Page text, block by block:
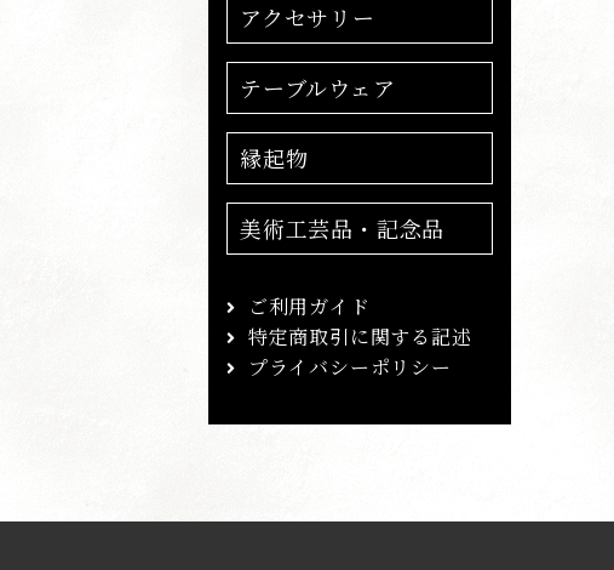
アクセサリー
テーブルウェア
縁起物
美術工芸品・記念品
ご利用ガイド
特定商取引に関する記述
プライバシーポリシー